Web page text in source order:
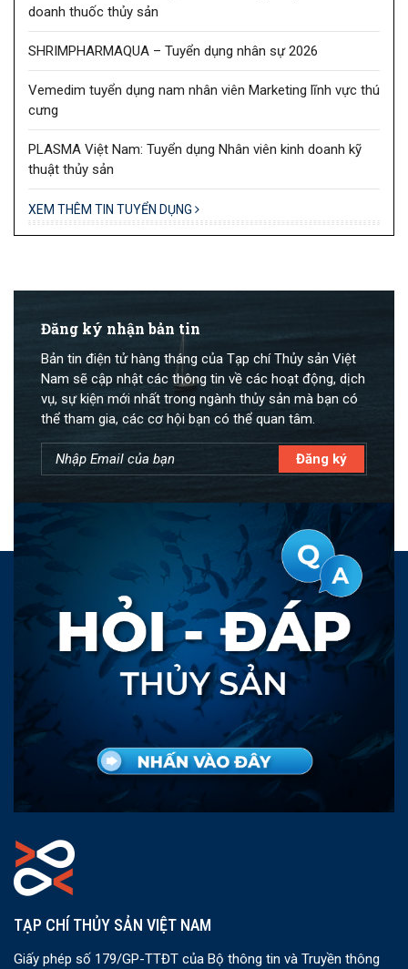
doanh thuốc thủy sản
SHRIMPHARMAQUA – Tuyển dụng nhân sự 2026
Vemedim tuyển dụng nam nhân viên Marketing lĩnh vực thú
cưng
PLASMA Việt Nam: Tuyển dụng Nhân viên kinh doanh kỹ
thuật thủy sản
XEM THÊM TIN TUYỂN DỤNG
Đăng ký nhận bản tin
Bản tin điện tử hàng tháng của Tạp chí Thủy sản Việt
Nam sẽ cập nhật các thông tin về các hoạt động, dịch
vụ, sự kiện mới nhất trong ngành thủy sản mà bạn có
thể tham gia, các cơ hội bạn có thể quan tâm.
TẠP CHÍ THỦY SẢN VIỆT NAM
Giấy phép số 179/GP-TTĐT của Bộ thông tin và Truyền thông